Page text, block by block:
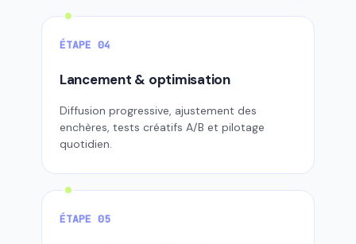
ÉTAPE 04
Lancement & optimisation
Diffusion progressive, ajustement des
enchères, tests créatifs A/B et pilotage
quotidien.
ÉTAPE 05